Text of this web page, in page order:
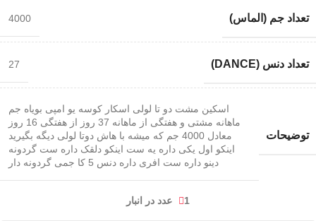
تعداد جم (الماس) 4000
تعداد دنس (DANCE) 27
توضیحات
اسکین مشت دو تا لولی اسکار کوسه یو امپی بویاه جم
ماهانه مشتی و هفتگی از ماهانه 37 روز از هفتگی 16 روز
معادل 4000 جم که میشه با هاش دوتا لولی دیگه بگیرید
اینکو اول یکی داره یه ست اینکو دلقک داره ست گردونه
دینو داره ست افری داره دنس 5 کا جمی گردونه دار
1 عدد در انبار